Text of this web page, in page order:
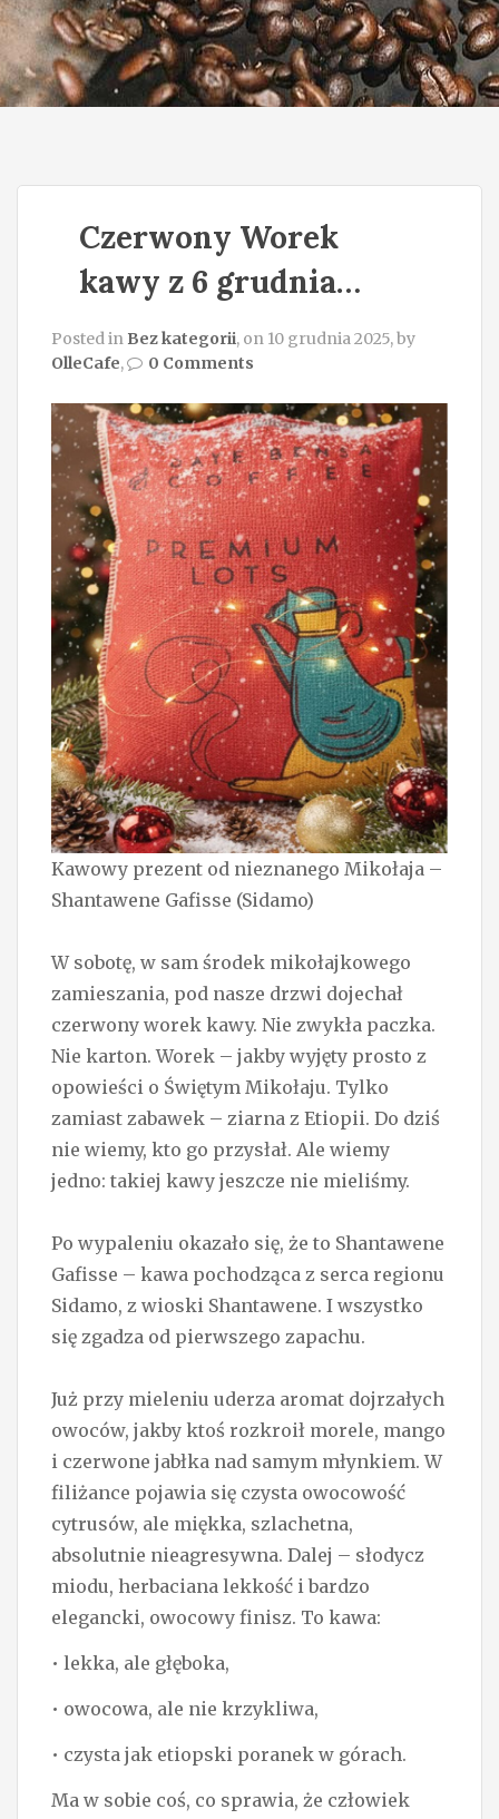
o
n
Czerwony Worek
kawy z 6 grudnia…
Posted in Bez kategorii, on 10 grudnia 2025, by
OlleCafe, 0 Comments
Kawowy prezent od nieznanego Mikołaja –
Shantawene Gafisse (Sidamo)
W sobotę, w sam środek mikołajkowego
zamieszania, pod nasze drzwi dojechał
czerwony worek kawy. Nie zwykła paczka.
Nie karton. Worek – jakby wyjęty prosto z
opowieści o Świętym Mikołaju. Tylko
zamiast zabawek – ziarna z Etiopii. Do dziś
nie wiemy, kto go przysłał. Ale wiemy
jedno: takiej kawy jeszcze nie mieliśmy.
Po wypaleniu okazało się, że to Shantawene
Gafisse – kawa pochodząca z serca regionu
Sidamo, z wioski Shantawene. I wszystko
się zgadza od pierwszego zapachu.
Już przy mieleniu uderza aromat dojrzałych
owoców, jakby ktoś rozkroił morele, mango
i czerwone jabłka nad samym młynkiem. W
filiżance pojawia się czysta owocowość
cytrusów, ale miękka, szlachetna,
absolutnie nieagresywna. Dalej – słodycz
miodu, herbaciana lekkość i bardzo
elegancki, owocowy finisz. To kawa:
• lekka, ale głęboka,
• owocowa, ale nie krzykliwa,
• czysta jak etiopski poranek w górach.
Ma w sobie coś, co sprawia, że człowiek